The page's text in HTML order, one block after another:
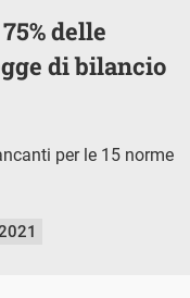
delle
di bilancio
per le 15 norme